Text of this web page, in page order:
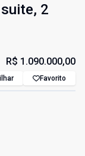
2
R$ 1.090.000,00
Favorito